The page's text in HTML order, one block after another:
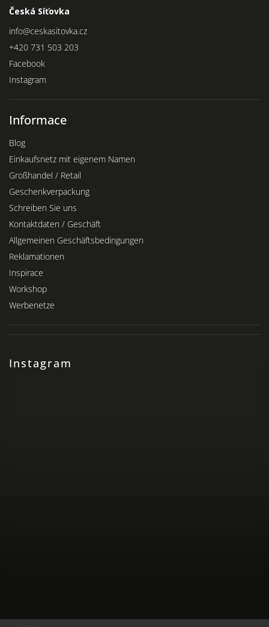
Česká Síťovka
info@ceskasitovka.cz
+420 731 503 203
Facebook
Instagram
Informace
Blog
Einkaufsnetz mit eigenem Namen
Großhandel / Retail
Geschenkverpackung
Schreiben Sie uns
Kontaktdaten / Geschäft
Allgemeinen Geschäftsbedingungen
Reklamationen
Inspirace
Workshop
Werbenetze
Instagram